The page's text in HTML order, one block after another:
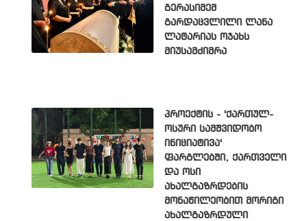
გერასიმემ
გარდაცვლილი ლანა
ლატარიას ოჯახს
მიუსამძიმრა
პროექტის - 'ქართულ-
ოსური სამშვიდობო
ინიციატივა'
ფარგლებში, ქართველი
და ოსი
ახალგაზრდების
მონაწილეობით მორიგი
ახალგაზრდული